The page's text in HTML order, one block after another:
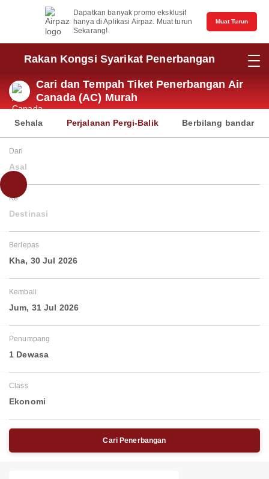
Dapatkan banyak promo eksklusif
hanya di Aplikasi Airpaz. Muat turun
Sekarang!
Muat Turun
Rakan Kongsi Syarikat Penerbangan
Cari dan Tempah Tiket Penerbangan Air
Canada (AC) Murah
Sehala Perjalanan Pergi-Balik Berbilang bandar
Dari
Asal
Ke
Destinasi
Berlepas
Kha, 30 Jul 2026
Kembali
Jum, 31 Jul 2026
Penumpang
1 Dewasa
Class
Ekonomi
Cari Penerbangan